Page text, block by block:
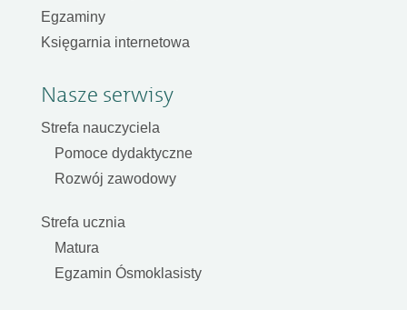
Egzaminy
Księgarnia internetowa
Nasze serwisy
Strefa nauczyciela
Pomoce dydaktyczne
Rozwój zawodowy
Strefa ucznia
Matura
Egzamin Ósmoklasisty